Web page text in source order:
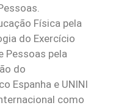
Física pela
do Exercício
Pessoas pela
do
Espanha e UNINI
como